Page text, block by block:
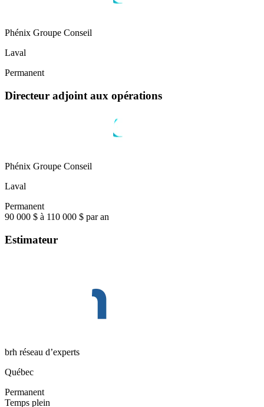
Phénix Groupe Conseil
Laval
Permanent
Directeur adjoint aux opérations
Phénix Groupe Conseil
Laval
Permanent
90 000 $ à 110 000 $ par an
Estimateur
brh réseau d’experts
Québec
Permanent
Temps plein